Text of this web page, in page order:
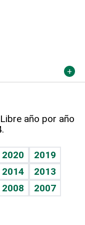
año por año
2020
2019
2014
2013
2008
2007